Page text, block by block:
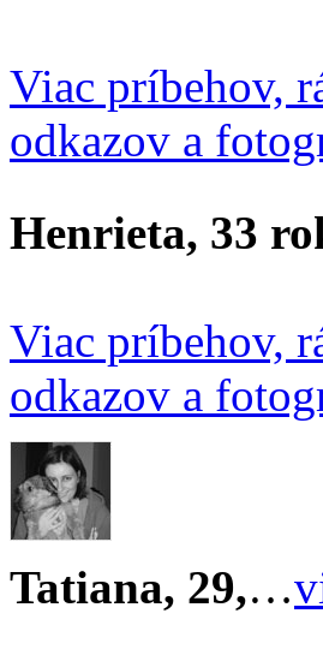
Viac príbehov,
odkazov a
Henrieta, 33
Viac príbehov,
odkazov a
Tatiana, 29,…